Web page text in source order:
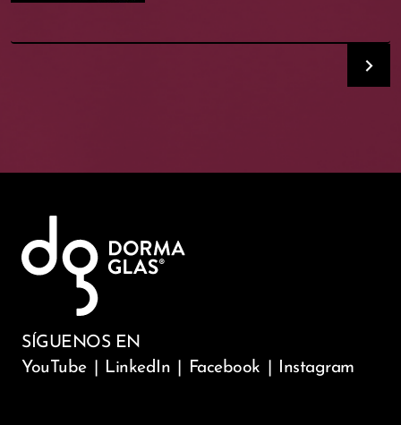
SÍGUENOS EN
YouTube
LinkedIn Facebook Instagram